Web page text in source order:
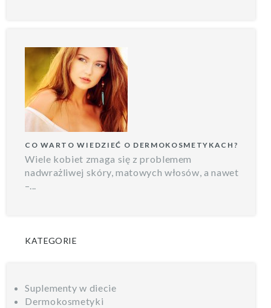
CO WARTO WIEDZIEĆ O DERMOKOSMETYKACH?
Wiele kobiet zmaga się z problemem
nadwrażliwej skóry, matowych włosów, a nawet
–...
KATEGORIE
Suplementy w diecie
Dermokosmetyki